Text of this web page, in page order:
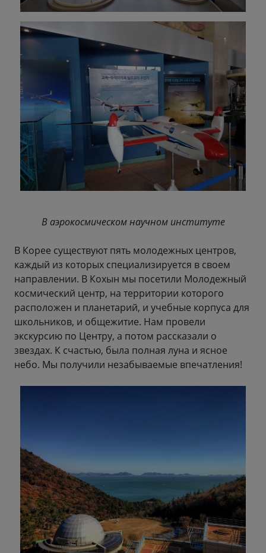
В аэрокосмическом научном институте
В Корее существуют пять молодежных центров,
каждый из которых специализируется в своем
направлении. В Кохын мы посетили Молодежный
космический центр, на территории которого
расположен и планетарий, и учебные корпуса для
школьников, и общежитие. Нам провели
экскурсию по Центру, а потом рассказали о
звездах. К счастью, была полная луна и ясное
небо. Мы получили незабываемые впечатления!